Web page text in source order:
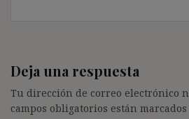
Deja una respuesta
Tu dirección de correo electrónico
campos obligatorios están marcados